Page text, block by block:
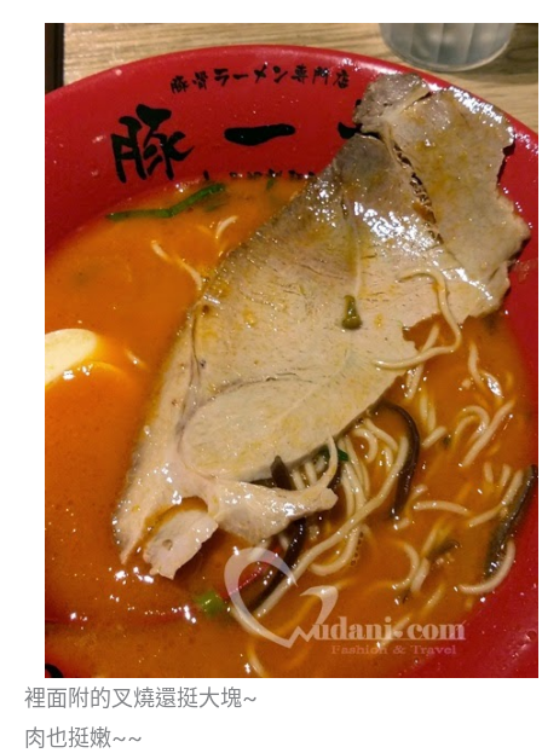
裡面附的叉燒還挺大塊~
肉也挺嫩~~